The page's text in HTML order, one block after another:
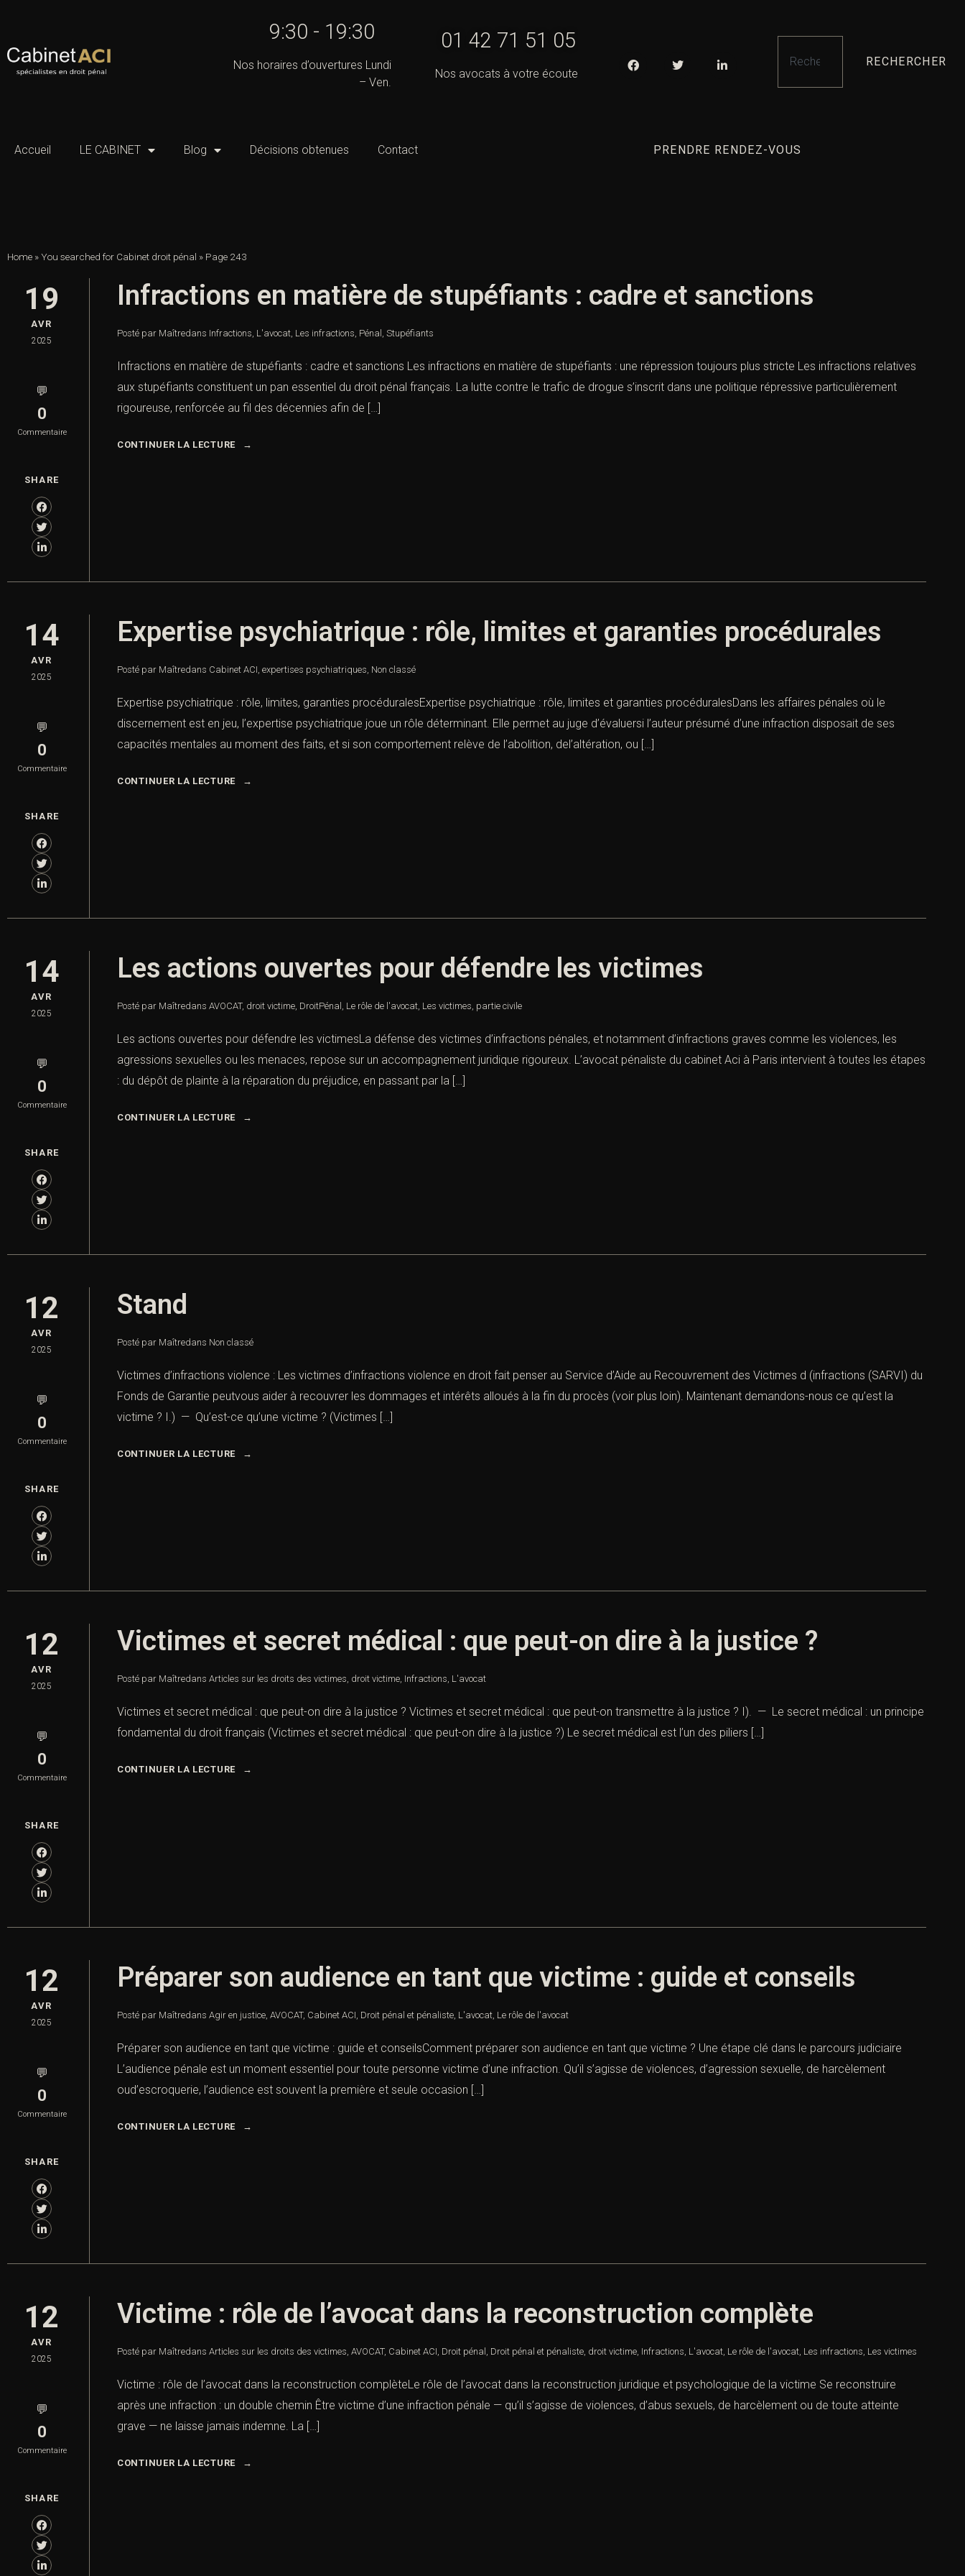
9:30 - 19:30
Nos horaires d’ouvertures Lundi
– Ven.
01 42 71 51 05
Nos avocats à votre écoute
RECHERCHER
Accueil LE CABINET Blog Décisions obtenues Contact PRENDRE RENDEZ-VOUS
Home »You searched for Cabinet droit pénal » Page 243
19
AVR
2025
💬
0
Commentaire
SHARE
Infractions en matière de stupéfiants : cadre et sanctions
Posté par Maîtredans Infractions, L'avocat, Les infractions, Pénal , Stupéfiants
Infractions en matière de stupéfiants : cadre et sanctions Les infractions en matière de stupéfiants : une répression toujours plus stricte Les infractions relatives
aux stupéfiants constituent un pan essentiel du droit pénal français. La lutte contre le trafic de drogue s’inscrit dans une politique répressive particulièrement
rigoureuse, renforcée au fil des décennies afin de […]
CONTINUER LA LECTURE
14
AVR
2025
💬
0
Commentaire
SHARE
Expertise psychiatrique : rôle, limites et garanties procédurales
Posté par Maîtredans Cabinet ACI, expertises psychiatriques, Non classé
Expertise psychiatrique : rôle, limites, garanties procéduralesExpertise psychiatrique : rôle, limites et garanties procéduralesDans les affaires pénales où le
discernement est en jeu, l’expertise psychiatrique joue un rôle déterminant. Elle permet au juge d’évaluersi l’auteur présumé d’une infraction disposait de ses
capacités mentales au moment des faits, et si son comportement relève de l’abolition, del’altération, ou […]
CONTINUER LA LECTURE
14
AVR
2025
💬
0
Commentaire
SHARE
Les actions ouvertes pour défendre les victimes
Posté par Maîtredans AVOCAT, droit victime, DroitPénal , Le rôle de l'avocat, Les victimes, partie civile
Les actions ouvertes pour défendre les victimesLa défense des victimes d’infractions pénales, et notamment d’infractions graves comme les violences, les
agressions sexuelles ou les menaces, repose sur un accompagnement juridique rigoureux. L’avocat pénaliste du cabinet Aci à Paris intervient à toutes les étapes
: du dépôt de plainte à la réparation du préjudice, en passant par la […]
CONTINUER LA LECTURE
12
AVR
2025
💬
0
Commentaire
SHARE
Stand
Posté par Maîtredans Non classé
Victimes d’infractions violence : Les victimes d’infractions violence en droit fait penser au Service d’Aide au Recouvrement des Victimes d (infractions (SARVI) du
Fonds de Garantie peutvous aider à recouvrer les dommages et intérêts alloués à la fin du procès (voir plus loin). Maintenant demandons-nous ce qu’est la
victime ? I.) — Qu’est-ce qu’une victime ? (Victimes […]
CONTINUER LA LECTURE
12
AVR
2025
💬
0
Commentaire
SHARE
Victimes et secret médical : que peut-on dire à la justice ?
Posté par Maîtredans Articles sur les droits des victimes, droit victime, Infractions, L'avocat
Victimes et secret médical : que peut-on dire à la justice ? Victimes et secret médical : que peut-on transmettre à la justice ? I). — Le secret médical : un principe
fondamental du droit français (Victimes et secret médical : que peut-on dire à la justice ?) Le secret médical est l’un des piliers […]
CONTINUER LA LECTURE
12
AVR
2025
💬
0
Commentaire
SHARE
Préparer son audience en tant que victime : guide et conseils
Posté par Maîtredans Agir en justice, AVOCAT, Cabinet ACI, Droit pénal et pénaliste, L'avocat, Le rôle de l'avocat
Préparer son audience en tant que victime : guide et conseilsComment préparer son audience en tant que victime ? Une étape clé dans le parcours judiciaire
L’audience pénale est un moment essentiel pour toute personne victime d’une infraction. Qu’il s’agisse de violences, d’agression sexuelle, de harcèlement
oud’escroquerie, l’audience est souvent la première et seule occasion […]
CONTINUER LA LECTURE
12
AVR
2025
💬
0
Commentaire
SHARE
Victime : rôle de l’avocat dans la reconstruction complète
Posté par Maîtredans Articles sur les droits des victimes, AVOCAT, Cabinet ACI, Droit pénal , Droit pénal et pénaliste, droit victime, Infractions, L'avocat, Le rôle de l'avocat, Les infractions, Les victimes
Victime : rôle de l’avocat dans la reconstruction complèteLe rôle de l’avocat dans la reconstruction juridique et psychologique de la victime Se reconstruire
après une infraction : un double chemin Être victime d’une infraction pénale — qu’il s’agisse de violences, d’abus sexuels, de harcèlement ou de toute atteinte
grave — ne laisse jamais indemne. La […]
CONTINUER LA LECTURE